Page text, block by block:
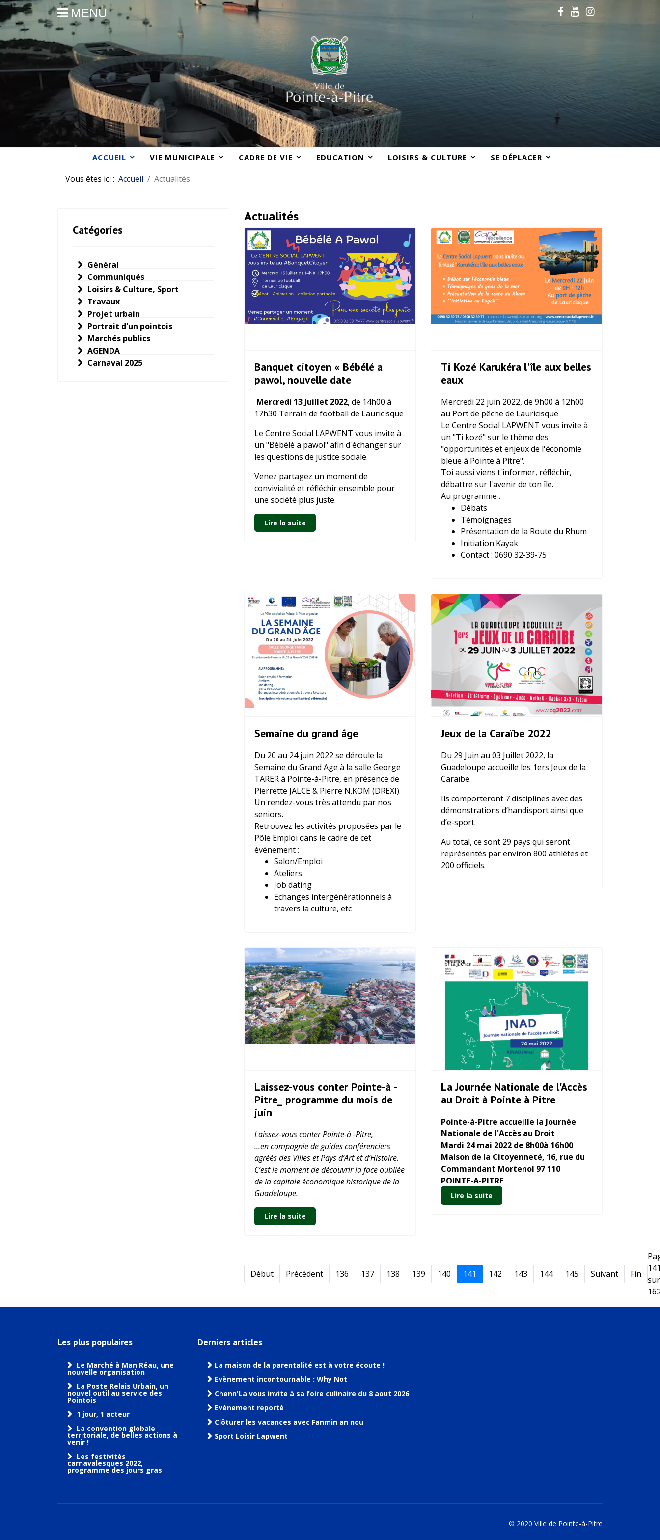
MENU
ACCUEIL VIE MUNICIPALE CADRE DE VIE EDUCATION LOISIRS & CULTURE SE DÉPLACER
Vous êtes ici : Accueil Actualités
Catégories
Général
Communiqués
Loisirs & Culture, Sport
Travaux
Projet urbain
Portrait d'un pointois
Marchés publics
AGENDA
Carnaval 2025
Actualités
Banquet citoyen « Bébélé a
pawol, nouvelle date
Mercredi 13 Juillet 2022, de 14h00 à
17h30 Terrain de football de Lauricisque
Le Centre Social LAPWENT vous invite à
un "Bébélé a pawol" afin d'échanger sur
les questions de justice sociale.
Venez partagez un moment de
convivialité et réfléchir ensemble pour
une société plus juste.
Lire la suite
Ti Kozé Karukéra l'île aux belles
eaux
Mercredi 22 juin 2022, de 9h00 à 12h00
au Port de pêche de Lauricisque
Le Centre Social LAPWENT vous invite à
un "Ti kozé" sur le thème des
"opportunités et enjeux de l'économie
bleue à Pointe à Pitre".
Toi aussi viens t'informer, réfléchir,
débattre sur l'avenir de ton île.
Au programme :
Débats
Témoignages
Présentation de la Route du Rhum
Initiation Kayak
Contact : 0690 32-39-75
Semaine du grand âge
Du 20 au 24 juin 2022 se déroule la
Semaine du Grand Age à la salle George
TARER à Pointe-à-Pitre, en présence de
Pierrette JALCE & Pierre N.KOM (DREXI).
Un rendez-vous très attendu par nos
seniors.
Retrouvez les activités proposées par le
Pôle Emploi dans le cadre de cet
événement :
Salon/Emploi
Ateliers
Job dating
Echanges intergénérationnels à
travers la culture, etc
Jeux de la Caraïbe 2022
Du 29 Juin au 03 Juillet 2022, la
Guadeloupe accueille les 1ers Jeux de la
Caraïbe.
Ils comporteront 7 disciplines avec des
démonstrations d’handisport ainsi que
d’e-sport.
Au total, ce sont 29 pays qui seront
représentés par environ 800 athlètes et
200 officiels.
Laissez-vous conter Pointe-à -
Pitre_ programme du mois de
juin
Laissez-vous conter Pointe-à -Pitre,
...en compagnie de guides conférenciers
agréés des Villes et Pays d’Art et d’Histoire.
C’est le moment de découvrir la face oubliée
de la capitale économique historique de la
Guadeloupe.
Lire la suite
La Journée Nationale de l'Accès
au Droit à Pointe à Pitre
Pointe-à-Pitre accueille la Journée
Nationale de l'Accès au Droit
Mardi 24 mai 2022 de 8h00à 16h00
Maison de la Citoyenneté, 16, rue du
Commandant Mortenol 97 110
POINTE-A-PITRE
Lire la suite
Début Précédent 136 137 138 139 140 141 142 143 144 145 Suivant Fin
sur
Les plus populaires
Le Marché à Man Réau, une
nouvelle organisation
La Poste Relais Urbain, un
nouvel outil au service des
Pointois
1 jour, 1 acteur
La convention globale
territoriale, de belles actions à
venir !
Les festivités
carnavalesques 2022,
programme des jours gras
Derniers articles
La maison de la parentalité est à votre écoute !
Evènement incontournable : Why Not
Chenn'La vous invite à sa foire culinaire du 8 aout 2026
Evènement reporté
Clôturer les vacances avec Fanmin an nou
Sport Loisir Lapwent
© 2020 Ville de Pointe-à-Pitre